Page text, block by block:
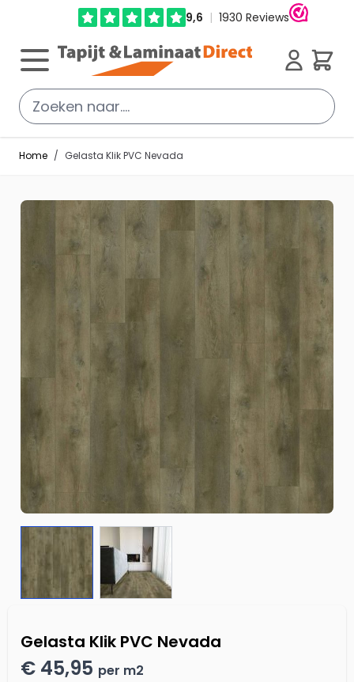
Ga direct door naar de inhoud
Cart
Home / Gelasta Klik PVC Nevada
Gelasta Klik PVC Nevada
€ 45,95 per m2